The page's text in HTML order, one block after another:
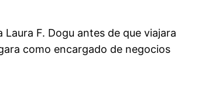
F. Dogu antes de que viajara
como encargado de negocios